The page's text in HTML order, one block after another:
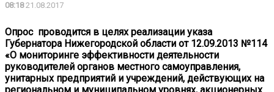
08:1821.08.2017
Опрос проводится в целях реализации указа
Губернатора Нижегородской области от 12.09.2013 №114
«О мониторинге эффективности деятельности
руководителей органов местного самоуправления,
унитарных предприятий и учреждений, действующих на